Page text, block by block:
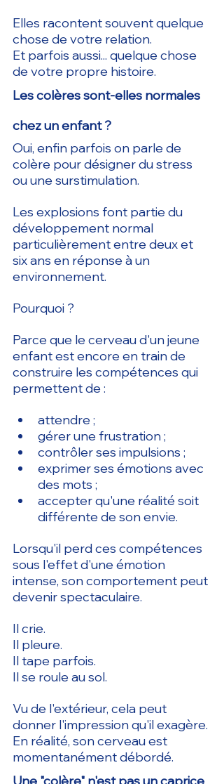
Elles racontent souvent quelque
chose de votre relation.
Et parfois aussi... quelque chose
de votre propre histoire.
Les colères sont-elles normales
chez un enfant ?
Oui, enfin parfois on parle de
colère pour désigner du stress
ou une surstimulation.
Les explosions font partie du
développement normal
particulièrement entre deux et
six ans en réponse à un
environnement.
Pourquoi ?
Parce que le cerveau d'un jeune
enfant est encore en train de
construire les compétences qui
permettent de :
attendre ;
gérer une frustration ;
contrôler ses impulsions ;
exprimer ses émotions avec
des mots ;
accepter qu'une réalité soit
différente de son envie.
Lorsqu'il perd ces compétences
sous l'effet d'une émotion
intense, son comportement peut
devenir spectaculaire.
Il crie.
Il pleure.
Il tape parfois.
Il se roule au sol.
Vu de l'extérieur, cela peut
donner l'impression qu'il exagère.
En réalité, son cerveau est
momentanément débordé.